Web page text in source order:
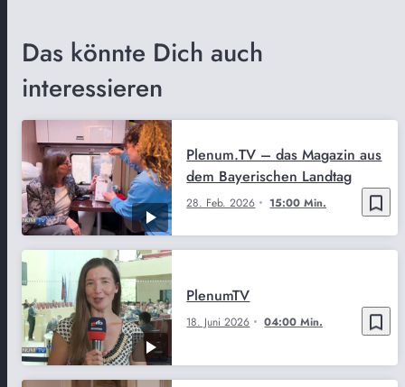
Das könnte Dich auch
interessieren
bookmark_border
28. Feb. 2026 15:00 Min.
Plenum.TV – das Magazin aus
dem Bayerischen Landtag
bookmark_border
18. Juni 2026 04:00 Min.
PlenumTV